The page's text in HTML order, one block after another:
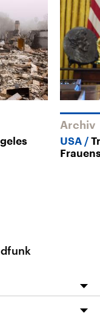
Archiv
USA